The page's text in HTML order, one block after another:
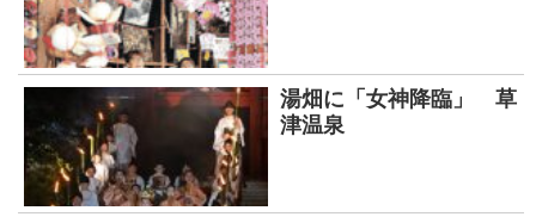
湯畑に「女神降臨」 草
津温泉